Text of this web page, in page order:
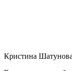
Кристина Шатунова